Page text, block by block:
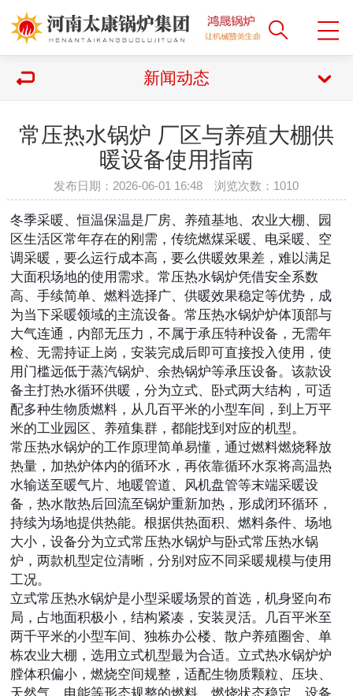
新闻动态
常压热水锅炉 厂区与养殖大棚供
暖设备使用指南
发布日期：2026-06-01 16:48 浏览次数： 1010
冬季采暖、恒温保温是厂房、养殖基地、农业大棚、园
区生活区常年存在的刚需，传统燃煤采暖、电采暖、空
调采暖，要么运行成本高，要么供暖效果差，难以满足
大面积场地的使用需求。常压热水锅炉凭借安全系数
高、手续简单、燃料选择广、供暖效果稳定等优势，成
为当下采暖领域的主流设备。常压热水锅炉炉体顶部与
大气连通，内部无压力，不属于承压特种设备，无需年
检、无需持证上岗，安装完成后即可直接投入使用，使
用门槛远低于蒸汽锅炉、余热锅炉等承压设备。该款设
备主打热水循环供暖，分为立式、卧式两大结构，可适
配多种生物质燃料，从几百平米的小型车间，到上万平
米的工业园区、养殖集群，都能找到对应的机型。
常压热水锅炉的工作原理简单易懂，通过燃料燃烧释放
热量，加热炉体内的循环水，再依靠循环水泵将高温热
水输送至暖气片、地暖管道、风机盘管等末端采暖设
备，热水散热后回流至锅炉重新加热，形成闭环循环，
持续为场地提供热能。根据供热面积、燃料条件、场地
大小，设备分为立式常压热水锅炉与卧式常压热水锅
炉，两款机型定位清晰，分别对应不同采暖规模与使用
工况。
立式常压热水锅炉是小型采暖场景的首选，机身竖向布
局，占地面积极小，结构紧凑，安装灵活。几百平米至
两千平米的小型车间、独栋办公楼、散户养殖圈舍、单
栋农业大棚，选用立式机型最为合适。立式热水锅炉炉
膛体积偏小，燃烧空间规整，适配生物质颗粒、压块、